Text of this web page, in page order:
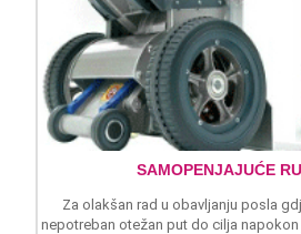
SAMOPENJAJUĆE
Za olakšan rad u obavljanju posla
nepotreban otežan put do cilja